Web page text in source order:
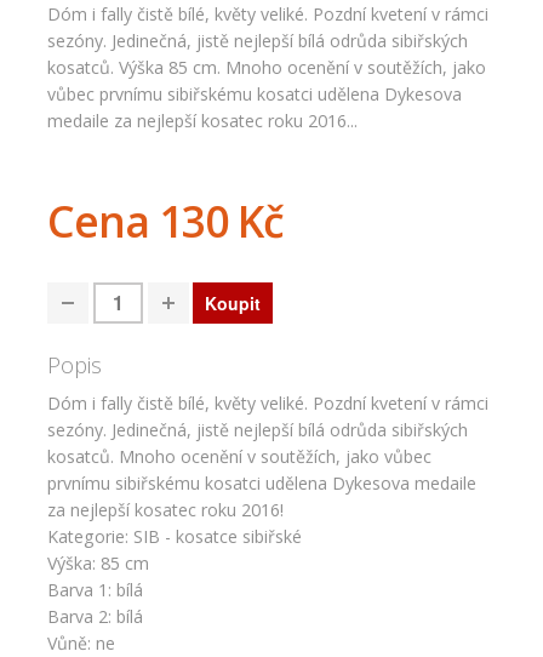
Dóm i fally čistě bílé, květy veliké. Pozdní kvetení v rámci
sezóny. Jedinečná, jistě nejlepší bílá odrůda sibiřských
kosatců. Výška 85 cm. Mnoho ocenění v soutěžích, jako
vůbec prvnímu sibiřskému kosatci udělena Dykesova
medaile za nejlepší kosatec roku 2016...
Cena 130 Kč
Popis
Dóm i fally čistě bílé, květy veliké. Pozdní kvetení v rámci
sezóny. Jedinečná, jistě nejlepší bílá odrůda sibiřských
kosatců. Mnoho ocenění v soutěžích, jako vůbec
prvnímu sibiřskému kosatci udělena Dykesova medaile
za nejlepší kosatec roku 2016!
Kategorie: SIB - kosatce sibiřské
Výška: 85 cm
Barva 1: bílá
Barva 2: bílá
Vůně: ne